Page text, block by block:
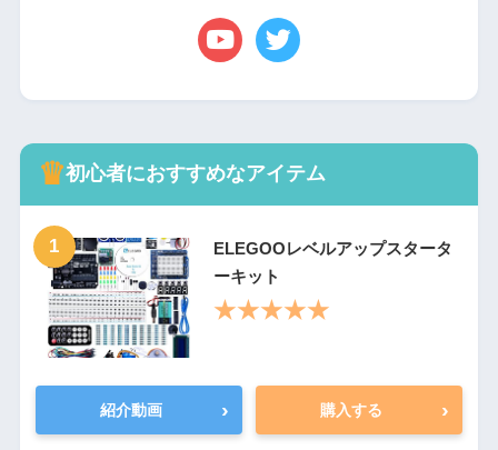
♛初心者におすすめなアイテム
1
ELEGOOレベルアップスタータ
ーキット
★★★★★
紹介動画 › 購入する ›